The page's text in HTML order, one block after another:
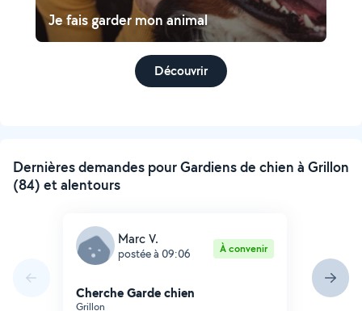
Je fais garder mon animal
Découvrir
Dernières demandes pour Gardiens de chien à Grillon
(84) et alentours
Marc V.
postée à 09:06 À convenir
Cherche Garde chien
Grillon